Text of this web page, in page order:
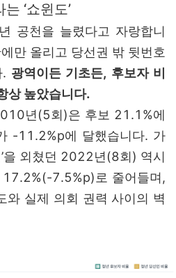
‘쇼윈도’
공천을 늘렸다고 자랑합니
만 올리고 당선권 밖 뒷번호
광역이든 기초든, 후보자 비
상 높았습니다.
년(5회)은 후보 21.1%에
-11.2%p에 달했습니다. 가
을 외쳤던 2022년(8회) 역시
7.5%p)로 줄어들며,
와 실제 의회 권력 사이의 벽